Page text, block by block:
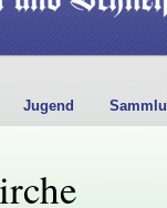
Jugend